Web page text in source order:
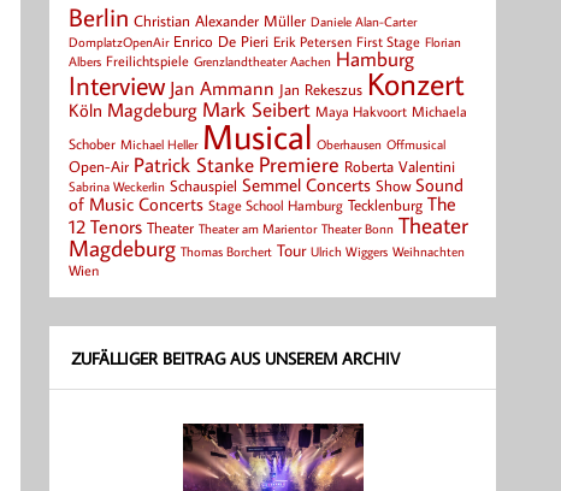
Berlin Christian Alexander Müller Daniele Alan-Carter
DomplatzOpenAir Enrico De Pieri Erik Petersen First Stage Florian
Albers Freilichtspiele Grenzlandtheater Aachen Hamburg
Interview Jan Ammann Jan Rekeszus Konzert
Köln Magdeburg Mark Seibert Maya Hakvoort Michaela
Schober Michael Heller Musical Oberhausen Offmusical
Open-Air Patrick Stanke Premiere Roberta Valentini
Sabrina Weckerlin Schauspiel Semmel Concerts Show Sound
of Music Concerts Stage School Hamburg Tecklenburg The
12 Tenors Theater Theater am Marientor Theater Bonn Theater
Magdeburg Thomas Borchert Tour Ulrich Wiggers Weihnachten
Wien
ZUFÄLLIGER BEITRAG AUS UNSEREM ARCHIV